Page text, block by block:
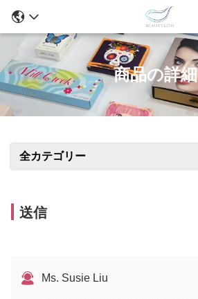
商品の詳細
全カテゴリー
送信
Ms. Susie Liu